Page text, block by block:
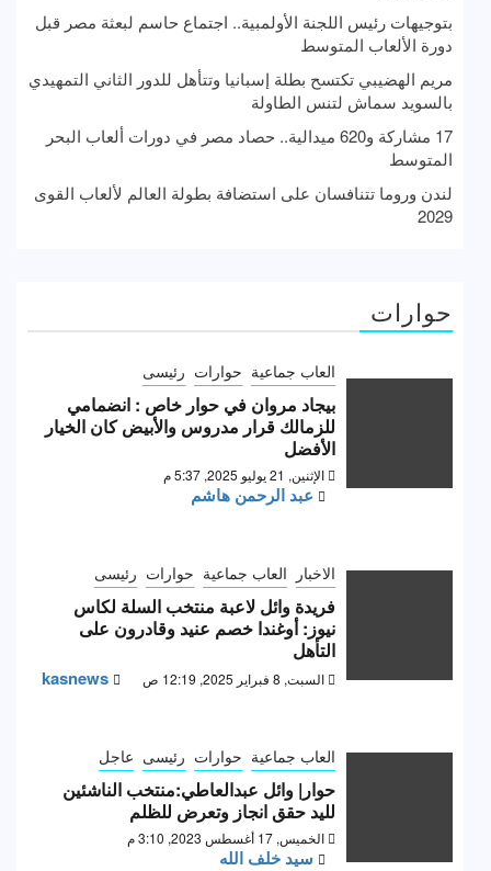
بتوجيهات رئيس اللجنة الأولمبية.. اجتماع حاسم لبعثة مصر قبل
دورة الألعاب المتوسط
مريم الهضيبي تكتسح بطلة إسبانيا وتتأهل للدور الثاني التمهيدي
بالسويد سماش لتنس الطاولة
17 مشاركة و620 ميدالية.. حصاد مصر في دورات ألعاب البحر
المتوسط
لندن وروما تتنافسان على استضافة بطولة العالم لألعاب القوى
2029
حوارات
العاب جماعية حوارات رئيسى
بيجاد مروان في حوار خاص : انضمامي
للزمالك قرار مدروس والأبيض كان الخيار
الأفضل
الإثنين, 21 يوليو 2025, 5:37 م
عبد الرحمن هاشم
الاخبار العاب جماعية حوارات رئيسى
فريدة وائل لاعبة منتخب السلة لكاس
نيوز: أوغندا خصم عنيد وقادرون على
التأهل
السبت, 8 فبراير 2025, 12:19 ص kasnews
العاب جماعية حوارات رئيسى عاجل
حوار| وائل عبدالعاطي:منتخب الناشئين
لليد حقق انجاز وتعرض للظلم
الخميس, 17 أغسطس 2023, 3:10 م
سيد خلف الله